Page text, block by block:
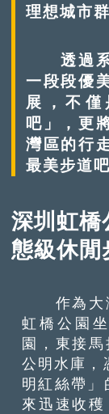
理想城市
透過系
一段段優
展，不
吧」，更
灣區的行
最美步道吧
深圳虹橋
態級休閒
作為大灣
虹橋公園
園，東接
公明水庫，
明紅絲帶」
來迅速收